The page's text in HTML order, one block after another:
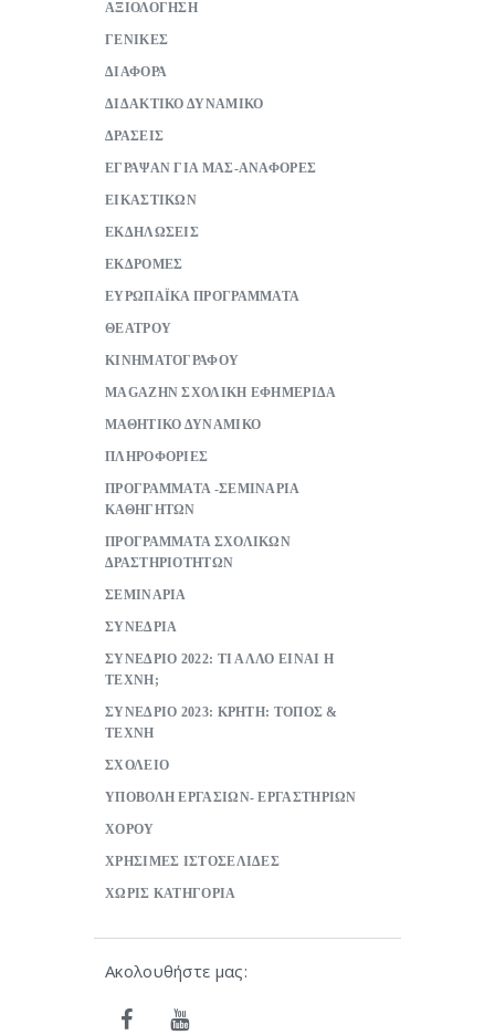
ΑΞΙΟΛΟΓΗΣΗ
ΓΕΝΙΚΕΣ
ΔΙΑΦΟΡΑ
ΔΙΔΑΚΤΙΚΟ ΔΥΝΑΜΙΚΟ
ΔΡΑΣΕΙΣ
ΕΓΡΑΨΑΝ ΓΙΑ ΜΑΣ-ΑΝΑΦΟΡΕΣ
ΕΙΚΑΣΤΙΚΩΝ
ΕΚΔΗΛΩΣΕΙΣ
ΕΚΔΡΟΜΕΣ
ΕΥΡΩΠΑΪΚΑ ΠΡΟΓΡΑΜΜΑΤΑ
ΘΕΑΤΡΟΥ
ΚΙΝΗΜΑΤΟΓΡΑΦΟΥ
ΜAGAZHN ΣΧΟΛΙΚΗ ΕΦΗΜΕΡΙΔΑ
ΜΑΘΗΤΙΚΟ ΔΥΝΑΜΙΚΟ
ΠΛΗΡΟΦΟΡΙΕΣ
ΠΡΟΓΡΑΜΜΑΤΑ -ΣΕΜΙΝΑΡΙΑ
ΚΑΘΗΓΗΤΩΝ
ΠΡΟΓΡΑΜΜΑΤΑ ΣΧΟΛΙΚΩΝ
ΔΡΑΣΤΗΡΙΟΤΗΤΩΝ
ΣΕΜΙΝΑΡΙΑ
ΣΥΝΕΔΡΙΑ
ΣΥΝΕΔΡΙΟ 2022: ΤΙ ΑΛΛΟ ΕΙΝΑΙ Η
ΤΕΧΝΗ;
ΣΥΝΕΔΡΙΟ 2023: ΚΡΗΤΗ: ΤΟΠΟΣ &
ΤΕΧΝΗ
ΣΧΟΛΕΙΟ
ΥΠΟΒΟΛΗ ΕΡΓΑΣΙΩΝ- ΕΡΓΑΣΤΗΡΙΩΝ
ΧΟΡΟΥ
ΧΡΗΣΙΜΕΣ ΙΣΤΟΣΕΛΙΔΕΣ
ΧΩΡΙΣ ΚΑΤΗΓΟΡΙΑ
Ακολουθήστε μας: